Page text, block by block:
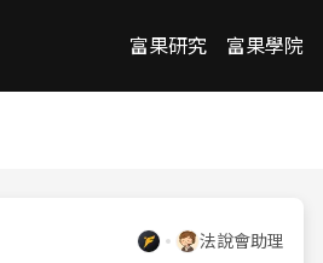
富果研究 富果學院
法說會助理